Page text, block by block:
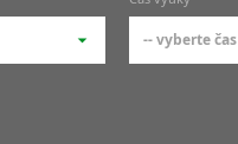
-- vyberte